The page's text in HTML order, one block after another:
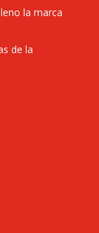
la marca
de la